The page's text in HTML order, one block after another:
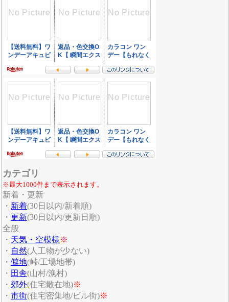
カテゴリ
※最大1000件まで表示されます。
新着・更新
・ 新着(30日以内/新着順)
・ 更新(30日以内/更新日順)
全般
・ 天気・空模様※
・ 自然(人工物が少ない)
・ 僻地(峠/工場地帯)
・ 田舎(山村/漁村)
・ 郊外(住宅散在地)※
・ 市街(住宅密集地/ビル街)※